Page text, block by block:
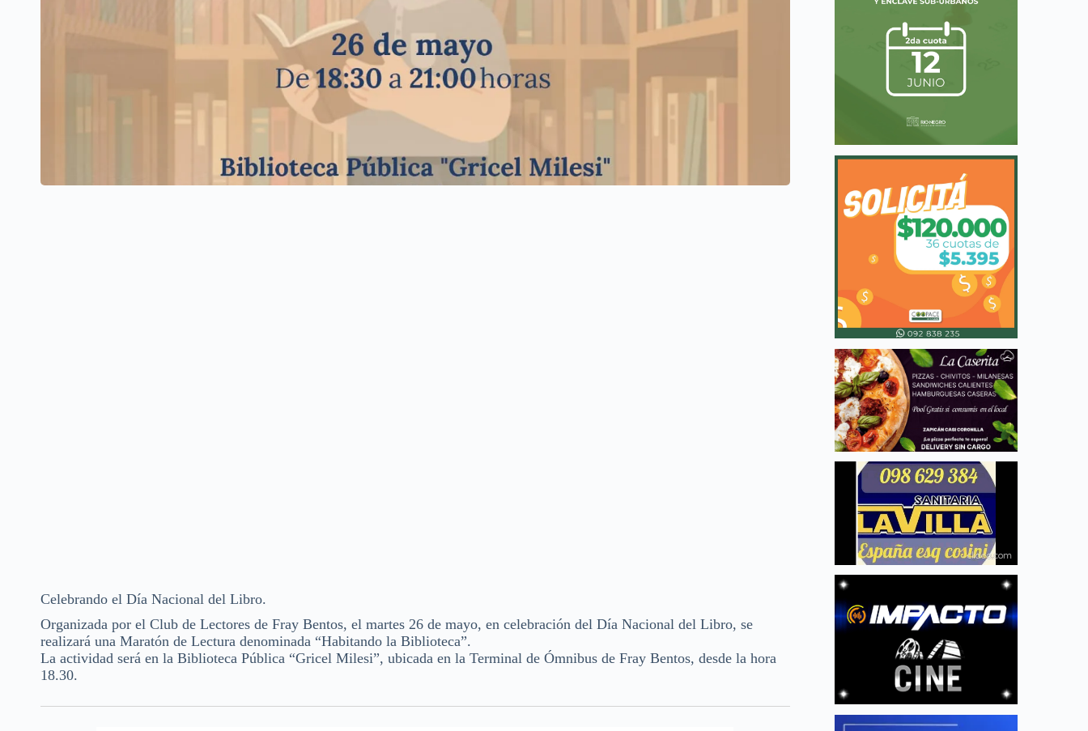
Celebrando el Día Nacional del Libro.
Organizada por el Club de Lectores de Fray Bentos, el martes 26 de mayo, en celebración del Día Nacional del Libro, se
realizará una Maratón de Lectura denominada “Habitando la Biblioteca”.
La actividad será en la Biblioteca Pública “Gricel Milesi”, ubicada en la Terminal de Ómnibus de Fray Bentos, desde la hora
18.30.